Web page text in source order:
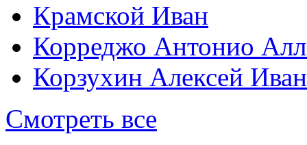
Крамской Иван
Корреджо Антонио
Корзухин Алексей
Смотреть все